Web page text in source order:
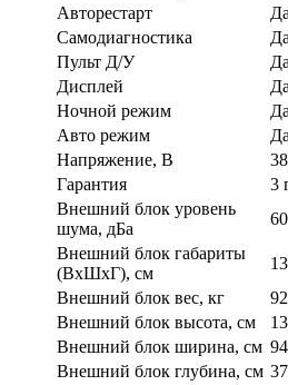
Авторестарт
Да
Самодиагностика
Да
Пульт Д/У
Да
Дисплей
Да
Ночной режим
Да
Авто режим
Да
Напряжение, В
Гарантия
3
Внешний блок уровень
шума, дБа
60
Внешний блок габариты
(ВхШхГ), см
Внешний блок вес, кг
92
Внешний блок высота, см
Внешний блок ширина, см 94
Внешний блок глубина, см 37